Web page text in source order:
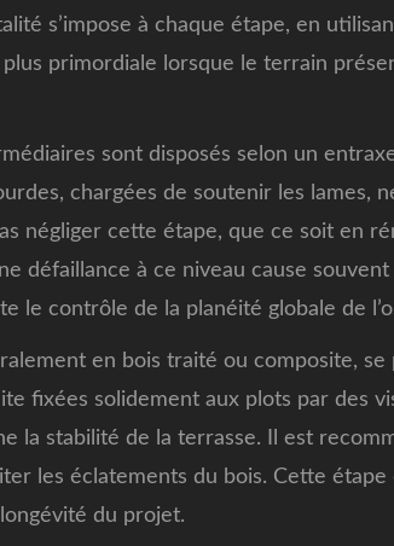
s’impose à chaque étape, en
plus primordiale lorsque le terrain
sont disposés selon un
chargées de soutenir les lames,
négliger cette étape, que ce soit en
défaillance à ce niveau cause
le contrôle de la planéité globale de
en bois traité ou composite,
fixées solidement aux plots par des
la stabilité de la terrasse. Il est
les éclatements du bois. Cette
du projet.